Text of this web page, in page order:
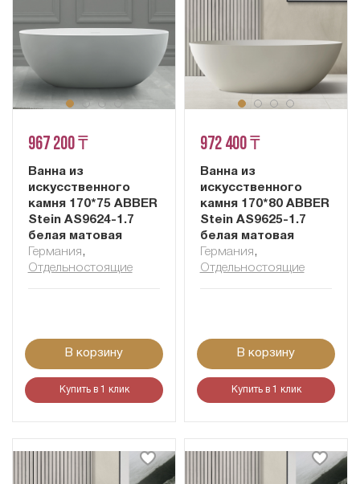
967 200 ₸
Ванна из
искусственного
камня 170*75 ABBER
Stein AS9624-1.7
белая матовая
Германия ,
Отдельностоящие
В корзину
Купить в 1 клик
972 400 ₸
Ванна из
искусственного
камня 170*80 ABBER
Stein AS9625-1.7
белая матовая
Германия ,
Отдельностоящие
В корзину
Купить в 1 клик